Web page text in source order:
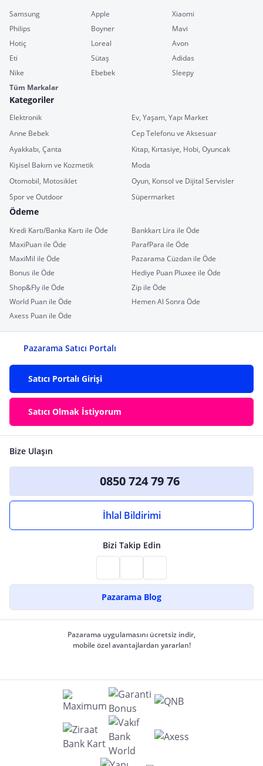
Samsung Apple
Xiaomi
Philips
Boyner
Mavi
Hotiç
Loreal
Avon
Eti
Sütaş
Adidas
Nike
Ebebek
Sleepy
Tüm Markalar
Kategoriler
Elektronik
Ev, Yaşam, Yapı Market
Anne Bebek
Cep Telefonu ve Aksesuar
Ayakkabı, Çanta
Kitap, Kırtasiye, Hobi, Oyuncak
Kişisel Bakım ve Kozmetik
Moda
Otomobil, Motosiklet
Oyun, Konsol ve Dijital Servisler
Spor ve Outdoor
Süpermarket
Ödeme
Kredi Kartı/Banka Kartı ile Öde
Bankkart Lira ile Öde
MaxiPuan ile Öde
ParafPara ile Öde
MaxiMil ile Öde
Pazarama Cüzdan ile Öde
Bonus ile Öde
Hediye Puan Pluxee ile Öde
Shop&Fly ile Öde
Zip ile Öde
World Puan ile Öde
Hemen Al Sonra Öde
Axess Puan ile Öde
Pazarama Satıcı Portalı
Satıcı Portalı Girişi
Satıcı Olmak İstiyorum
Bize Ulaşın
0850 724 79 76
İhlal Bildirimi
Bizi Takip Edin
Pazarama Blog
Pazarama uygulamasını ücretsiz indir,
mobile özel avantajlardan yararlan!